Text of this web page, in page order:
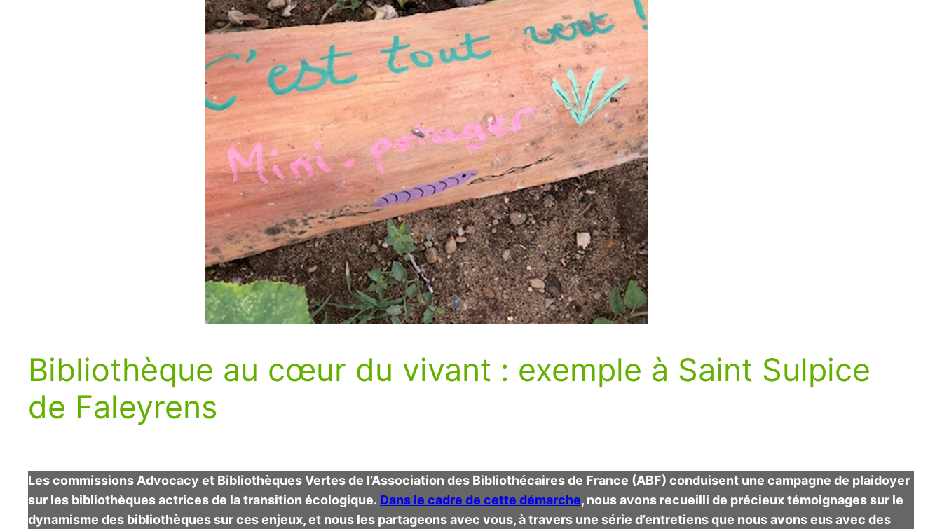
Bibliothèque au cœur du vivant : exemple à Saint Sulpice
de Faleyrens
Les commissions Advocacy et Bibliothèques Vertes de l’Association des Bibliothécaires de France (ABF) conduisent une campagne de plaidoyer
sur les bibliothèques actrices de la transition écologique. Dans le cadre de cette démarche, nous avons recueilli de précieux témoignages sur le
dynamisme des bibliothèques sur ces enjeux, et nous les partageons avec vous, à travers une série d’entretiens que nous avons eus avec des